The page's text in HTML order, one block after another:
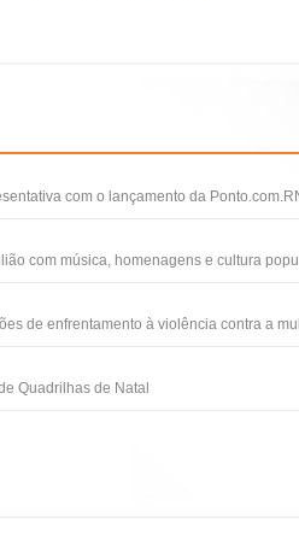
com o lançamento da
com música, homenagens e cultura
de enfrentamento à violência contra a
Quadrilhas de Natal